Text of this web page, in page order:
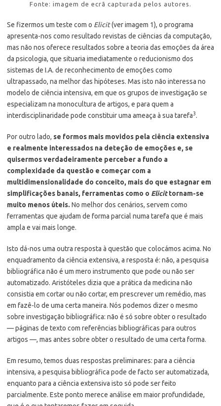
Fonte: imagem de ecrã capturada pelos autores.
Se fizermos um teste com o Elicit(ver imagem 1), o programa
apresenta-nos como resultado revistas de ciências da computação,
mas não nos oferece resultados sobre a teoria das emoções da área
da psicologia, que situaria imediatamente o reducionismo dos
sistemas de I.A. de reconhecimento de emoções como
ultrapassado, na melhor das hipóteses. Mas isto não interessa no
modelo de ciência intensiva, em que os grupos de investigação se
especializam na monocultura de artigos, e para quem a
interdisciplinaridade pode constituir uma ameaça à sua tarefa3.
Por outro lado, se formos mais movidos pela ciência extensiva
e realmente interessados na deteção de emoções e, se
quisermos verdadeiramente perceber a fundo a
complexidade da questão e começar com a
multidimensionalidade do conceito, mais do que estagnar em
simplificações banais, ferramentas como o Elicittornam-se
muito menos úteis. No melhor dos cenários, servem como
ferramentas que ajudam de forma parcial numa tarefa que é mais
ampla e vai mais longe.
Isto dá-nos uma outra resposta à questão que colocámos acima. No
enquadramento da ciência extensiva, a resposta é: não, a pesquisa
bibliográfica não é um mero instrumento que pode ou não ser
automatizado. Aristóteles dizia que a prática da medicina não
consistia em cortar ou não cortar, em prescrever um remédio, mas
em fazê-lo de uma certa maneira. Nós podemos dizer o mesmo
sobre investigação bibliográfica: não é só sobre obter o resultado
— páginas de texto com referências bibliográficas para outros
artigos —, mas antes sobre obter o resultado de uma certa forma.
Em resumo, temos duas respostas preliminares: para a ciência
intensiva, a pesquisa bibliográfica pode de facto ser automatizada,
enquanto para a ciência extensiva isto só pode ser feito
parcialmente. Este ponto merece análise em maior profundidade,